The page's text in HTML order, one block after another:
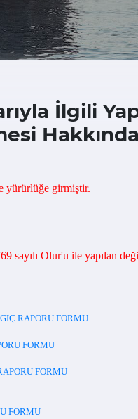
İlgili
yürürlüğe girmiştir.
sayılı Olur'u ile yapılan
RAPORU FORMU
FORMU
FORMU
FORMU